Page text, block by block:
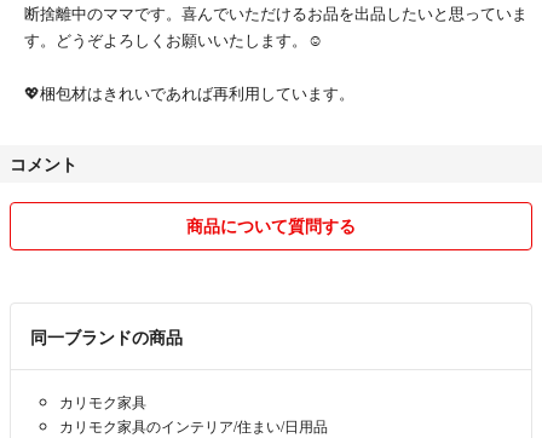
断捨離中のママです。喜んでいただけるお品を出品したいと思っていま
す。どうぞよろしくお願いいたします。☺️
💖梱包材はきれいであれば再利用しています。
コメント
商品について質問する
同一ブランドの商品
カリモク家具
カリモク家具のインテリア/住まい/日用品